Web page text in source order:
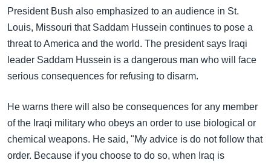
ကျော်
ကြည့်
ရန်
ပင်မ
အ
စာမျက်နှာ
သို့
ကျော်
ကြည့်
အမေရိကန်သုံးအီဒီယံ
မကြေးမုံရဲ့ အင်္ဂလိပ်စာ
ရုပ်ရှင်ထဲက အင်္ဂလိပ်စာ
သုတပဒေသာ အင်္ဂလိပ်စာ
အပတ်စဉ်ကဏ္ဍများ
တီဗွီ
ရေဒီယိုနှင့်ရုပ်သံ အချက်အလက်များ
ရေဒီယို/တီဗွီအစီအစဉ်
ဗွီအိုအေ လူမှုကွန်ယက်များ
President Bush also emphasized to an audience in St.
Louis, Missouri that Saddam Hussein continues to pose a
threat to America and the world. The president says Iraqi
leader Saddam Hussein is a dangerous man who will face
serious consequences for refusing to disarm.
He warns there will also be consequences for any member
of the Iraqi military who obeys an order to use biological or
chemical weapons. He said, "My advice is do not follow that
order. Because if you choose to do so, when Iraq is